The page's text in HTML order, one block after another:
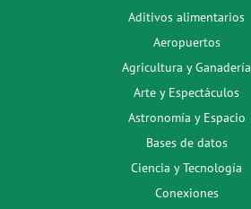
Aditivos alimentarios
Aeropuertos
Agricultura y Ganadería
Arte y Espectáculos
Astronomía y Espacio
Bases de datos
Ciencia y Tecnología
Conexiones